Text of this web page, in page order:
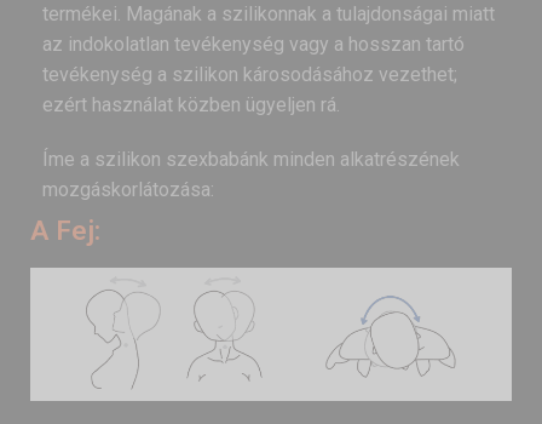
termékei. Magának a szilikonnak a tulajdonságai miatt
az indokolatlan tevékenység vagy a hosszan tartó
tevékenység a szilikon károsodásához vezethet;
ezért használat közben ügyeljen rá.
Íme a szilikon szexbabánk minden alkatrészének
mozgáskorlátozása:
A Fej: